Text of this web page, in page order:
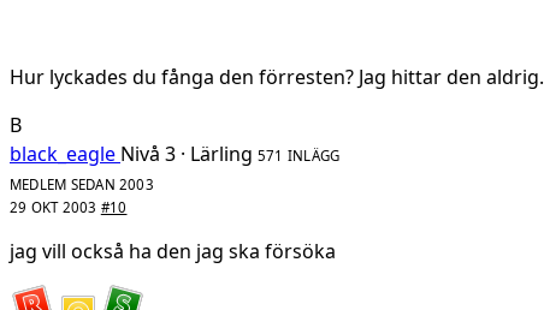
Hur lyckades du fånga den förresten? Jag hittar den aldrig.
B
black_eagle Nivå 3 · Lärling 571 INLÄGG
MEDLEM SEDAN 2003
29 OKT 2003 #10
jag vill också ha den jag ska försöka